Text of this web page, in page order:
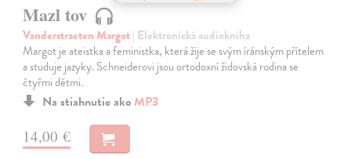
Mazl tov
Vanderstraeten Margot| Elektronická audiokniha
Margot je ateistka a feministka, která žije se svým íránským přítelem
a studuje jazyky. Schneiderovi jsou ortodoxní židovská rodina se
čtyřmi dětmi.
Na stiahnutie ako MP3
14,00 €